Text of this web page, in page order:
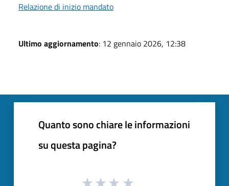
Relazione di inizio mandato
Ultimo aggiornamento: 12 gennaio 2026, 12:38
Quanto sono chiare le informazioni
su questa pagina?